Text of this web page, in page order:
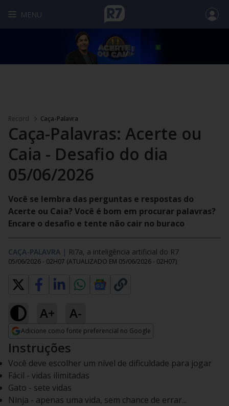
MENU
Record Caça-Palavra
Caça-Palavras: Acerte ou
Caia - Desafio do dia
05/06/2026
Você se lembra das perguntas e respostas do
Acerte ou Caia? Você é bom em procurar palavras?
Encare o desafio e tente não cair no buraco
CAÇA-PALAVRA | Ri7a, a inteligência artificial do R7
05/06/2026 - 02H07 (ATUALIZADO EM 05/06/2026 - 02H07)
A+ A-
Adicione como fonte preferencial no Google
Opens in new window
Instruções
Você deve escolher um nível de dificuldade para jogar
Fácil - vidas ilimitadas
Gato - sete vidas
Ninja - apenas uma vida, sem chance de errar...